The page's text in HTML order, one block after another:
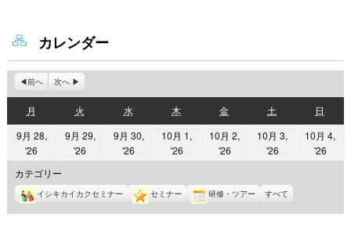
カレンダー
前へ 次へ
月
曜
日
火
曜
日
水水
曜
日
木
曜
日
金金
曜
日
土
曜
日
日
曜
日
9月 28,
'26
年
9
月
28
9月 29,
'26
9
月
29
9月 30,
'26
9
月
30
10月 1,
'262026
10
月
1
10月 2,
'262026
10
月
2
10月 3,
'262026
10
月
3
10月 4,
'262026
4
カテゴリー
イシキカイカクセミナー セミナー 研修・ツアー すべて